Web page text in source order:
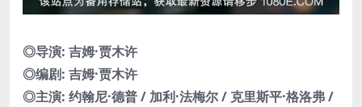
◎导演: 吉姆·贾木许
◎编剧: 吉姆·贾木许
◎主演: 约翰尼·德普 / 加利·法梅尔 / 克里斯平·格洛弗 /